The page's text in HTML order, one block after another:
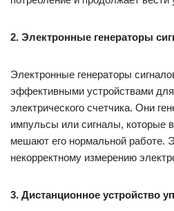
2. Электронные генераторы
Электронные генераторы
эффективными устройствами для
электрического счетчика. Они
импульсы или сигналы, которые
мешают его нормальной работе.
некорректному измерению
3. Дистанционное устройство